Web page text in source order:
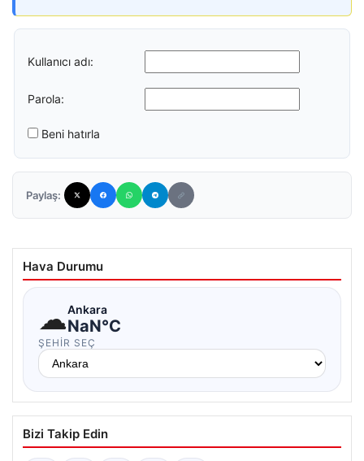
Kullanıcı adı:
Parola:
Beni hatırla
Paylaş:
Hava Durumu
☁Ankara
NaN°C
ŞEHIR SEÇ
Bizi Takip Edin